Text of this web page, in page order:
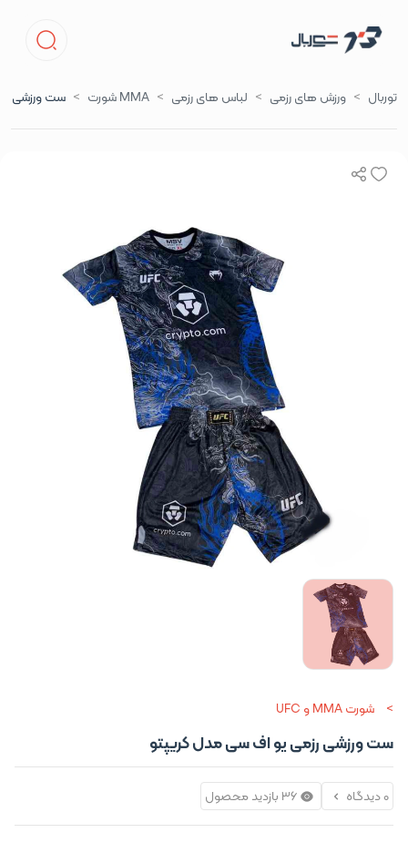
توربال ورزش های رزمی لباس های رزمی MMA شورت ست ورزشی
شورت MMA و UFC
ست ورزشی رزمی یو اف سی مدل کریپتو
0 دیدگاه 36 بازدید محصول